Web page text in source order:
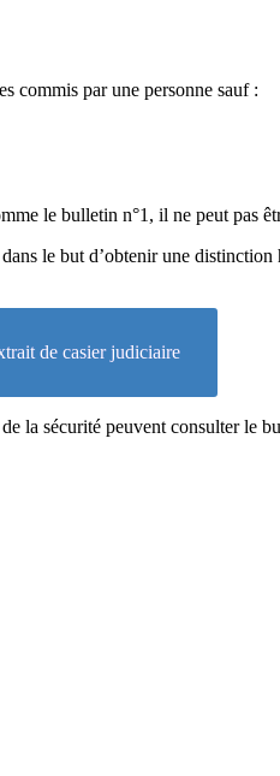
commis par une personne sauf :
le bulletin n°1, il ne peut pas
le but d’obtenir une
de casier judiciaire
la sécurité peuvent consulter le